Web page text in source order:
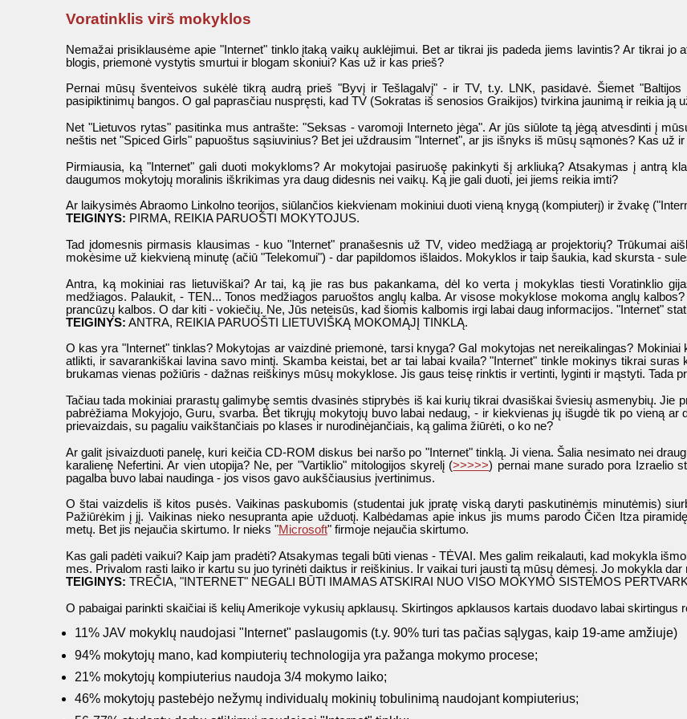
Voratinklis virš mokyklos
Nemažai prisiklausėme apie "Internet" tinklo įtaką vaikų auklėjimui. Bet ar tikrai jis padeda jiems lavintis? Ar tikrai
blogis, priemonė vystytis smurtui ir blogam skoniui? Kas už ir kas prieš?
Pernai mūsų šventeivos sukėlė tikrą audrą prieš "Byvį ir Tešlagalvį" - ir TV, t.y. LNK, pasidavė. Šiemet
pasipiktinimų bangos. O gal paprasčiau nuspręsti, kad TV (Sokratas iš senosios Graikijos) tvirkina jaunimą ir reikia ją
Net "Lietuvos rytas" pasitinka mus antrašte: "Seksas - varomoji Interneto jėga". Ar jūs siūlote tą jėgą atvesdinti į
neštis net "Spiced Girls" papuoštus sąsiuvinius? Bet jei uždrausim "Internet", ar jis išnyks iš mūsų sąmonės? Kas už
Pirmiausia, ką "Internet" gali duoti mokykloms? Ar mokytojai pasiruošę pakinkyti šį arkliuką? Atsakymas į antrą
daugumos mokytojų moralinis iškrikimas yra daug didesnis nei vaikų. Ką jie gali duoti, jei jiems reikia imti?
Ar laikysimės Abraomo Linkolno teorijos, siūlančios kiekvienam mokiniui duoti vieną knygą (kompiuterį) ir žvakę
TEIGINYS: PIRMA, REIKIA PARUOŠTI MOKYTOJUS.
Tad įdomesnis pirmasis klausimas - kuo "Internet" pranašesnis už TV, video medžiagą ar projektorių? Trūkumai
mokėsime už kiekvieną minutę (ačiū "Telekomui") - dar papildomos išlaidos. Mokyklos ir taip šaukia, kad skursta -
Antra, ką mokiniai ras lietuviškai? Ar tai, ką jie ras bus pakankama, dėl ko verta į mokyklas tiesti Voratinklio
medžiagos. Palaukit, - TEN... Tonos medžiagos paruoštos anglų kalba. Ar visose mokyklose mokoma anglų
prancūzų kalbos. O dar kiti - vokiečių. Ne, Jūs neteisūs, kad šiomis kalbomis irgi labai daug informacijos. "Internet"
TEIGINYS: ANTRA, REIKIA PARUOŠTI LIETUVIŠKĄ MOKOMĄJĮ TINKLĄ.
O kas yra "Internet" tinklas? Mokytojas ar vaizdinė priemonė, tarsi knyga? Gal mokytojas net nereikalingas?
atlikti, ir savarankiškai lavina savo mintį. Skamba keistai, bet ar tai labai kvaila? "Internet" tinkle mokinys tikrai
brukamas vienas požiūris - dažnas reiškinys mūsų mokyklose. Jis gaus teisę rinktis ir vertinti, lyginti ir mąstyti. Tada
Tačiau tada mokiniai prarastų galimybę semtis dvasinės stiprybės iš kai kurių tikrai dvasiškai šviesių asmenybių. Jie
pabrėžiama Mokyjojo, Guru, svarba. Bet tikrųjų mokytojų buvo labai nedaug, - ir kiekvienas jų išugdė tik po vieną
prievaizdais, su pagaliu vaikštančiais po klases ir nurodinėjančiais, ką galima žiūrėti, o ko ne?
Ar galit įsivaizduoti panelę, kuri keičia CD-ROM diskus bei naršo po "Internet" tinklą. Ji viena. Šalia nesimato nei
karalienę Nefertini. Ar vien utopija? Ne, per "Vartiklio" mitologijos skyrelį (>>>>>) pernai mane surado pora Izraelio
pagalba buvo labai naudinga - jos visos gavo aukščiausius įvertinimus.
O štai vaizdelis iš kitos pusės. Vaikinas paskubomis (studentai juk įpratę viską daryti paskutinėmis minutėmis)
Pažiūrėkim į jį. Vaikinas nieko nesupranta apie užduotį. Kalbėdamas apie inkus jis mums parodo Čičen Itza
metų. Bet jis nejaučia skirtumo. Ir nieks "Microsoft" firmoje nejaučia skirtumo.
Kas gali padėti vaikui? Kaip jam pradėti? Atsakymas tegali būti vienas - TĖVAI. Mes galim reikalauti, kad mokykla
mes. Privalom rasti laiko ir kartu su juo tyrinėti daiktus ir reiškinius. Ir vaikai turi jausti tą mūsų dėmesį. Jo mokykla dar
TEIGINYS: TREČIA, "INTERNET" NEGALI BŪTI IMAMAS ATSKIRAI NUO VISO MOKYMO SISTEMOS
O pabaigai parinkti skaičiai iš kelių Amerikoje vykusių apklausų. Skirtingos apklausos kartais duodavo labai skirtingus
11% JAV mokyklų naudojasi "Internet" paslaugomis (t.y. 90% turi tas pačias sąlygas, kaip 19-ame amžiuje)
94% mokytojų mano, kad kompiuterių technologija yra pažanga mokymo procese;
21% mokytojų kompiuterius naudoja 3/4 mokymo laiko;
46% mokytojų pastebėjo nežymų individualų mokinių tobulinimą naudojant kompiuterius;